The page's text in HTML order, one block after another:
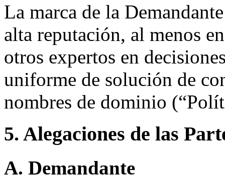
La marca de la
alta reputación, al menos
otros expertos en
uniforme de solución de
nombres de dominio
5. Alegaciones de las
A. Demandante